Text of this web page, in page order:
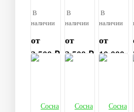
В
наличии
от
3 500 ₽
В
наличии
от
3 500 ₽
В
наличии
от
10 000